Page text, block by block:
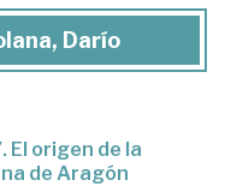
Darío
El origen de la
de Aragón